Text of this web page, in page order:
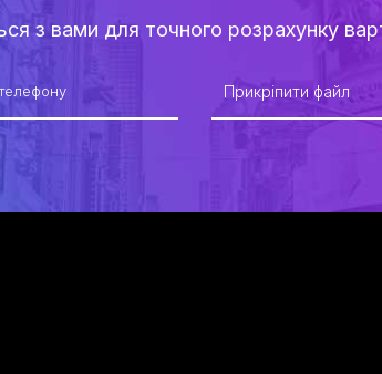
з вами для точного розрахунку
Прикріпити файл